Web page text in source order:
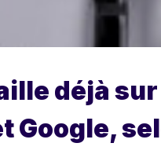
déjà sur
Google,